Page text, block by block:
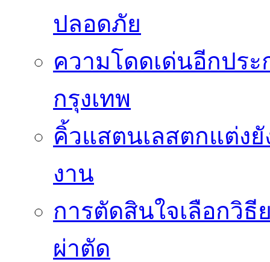
ปลอดภัย
ความโดดเด่นอีกปร
กรุงเทพ
คิ้วแสตนเลสตกแต่ง
งาน
การตัดสินใจเลือกวิ
ผ่าตัด